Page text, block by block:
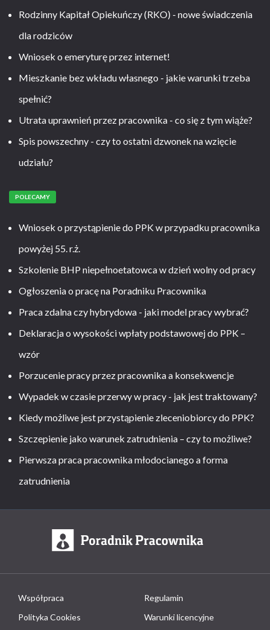
Rodzinny Kapitał Opiekuńczy (RKO) - nowe świadczenia
dla rodziców
Wniosek o emeryturę przez internet!
Mieszkanie bez wkładu własnego - jakie warunki trzeba
spełnić?
Utrata uprawnień przez pracownika - co się z tym wiąże?
Spis powszechny - czy to ostatni dzwonek na wzięcie
udziału?
POLECAMY
Wniosek o przystąpienie do PPK w przypadku pracownika
powyżej 55. r.ż.
Szkolenie BHP niepełnoetatowca w dzień wolny od pracy
Ogłoszenia o pracę na Poradniku Pracownika
Praca zdalna czy hybrydowa - jaki model pracy wybrać?
Deklaracja o wysokości wpłaty podstawowej do PPK –
wzór
Porzucenie pracy przez pracownika a konsekwencje
Wypadek w czasie przerwy w pracy - jak jest traktowany?
Kiedy możliwe jest przystąpienie zleceniobiorcy do PPK?
Szczepienie jako warunek zatrudnienia – czy to możliwe?
Pierwsza praca pracownika młodocianego a forma
zatrudnienia
Współpraca
Regulamin
Polityka Cookies
Warunki licencyjne